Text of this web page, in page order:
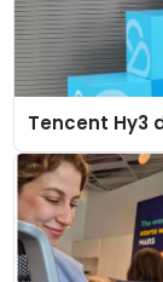
Tencent Hy3